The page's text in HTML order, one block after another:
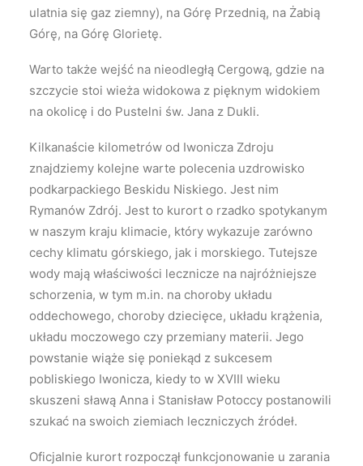
ulatnia się gaz ziemny), na Górę Przednią, na Żabią
Górę, na Górę Glorietę.
Warto także wejść na nieodległą Cergową, gdzie na
szczycie stoi wieża widokowa z pięknym widokiem
na okolicę i do Pustelni św. Jana z Dukli.
Kilkanaście kilometrów od Iwonicza Zdroju
znajdziemy kolejne warte polecenia uzdrowisko
podkarpackiego Beskidu Niskiego. Jest nim
Rymanów Zdrój. Jest to kurort o rzadko spotykanym
w naszym kraju klimacie, który wykazuje zarówno
cechy klimatu górskiego, jak i morskiego. Tutejsze
wody mają właściwości lecznicze na najróżniejsze
schorzenia, w tym m.in. na choroby układu
oddechowego, choroby dziecięce, układu krążenia,
układu moczowego czy przemiany materii. Jego
powstanie wiąże się poniekąd z sukcesem
pobliskiego Iwonicza, kiedy to w XVIII wieku
skuszeni sławą Anna i Stanisław Potoccy postanowili
szukać na swoich ziemiach leczniczych źródeł.
Oficjalnie kurort rozpoczął funkcjonowanie u zarania